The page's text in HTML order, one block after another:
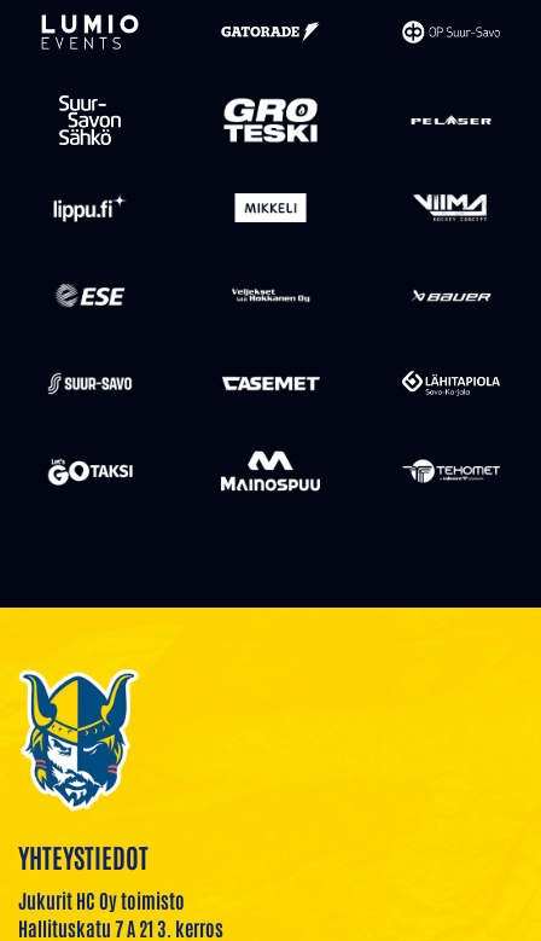
YHTEYSTIEDOT
Jukurit HC Oy toimisto
Hallituskatu 7 A 21 3. kerros